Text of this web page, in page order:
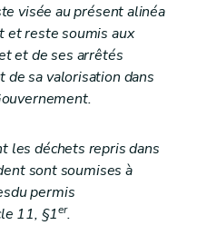
visée au présent alinéa
et reste soumis aux
et de ses arrêtés
sa valorisation dans
les déchets repris dans
sont soumises à
du permis
11, §1er.